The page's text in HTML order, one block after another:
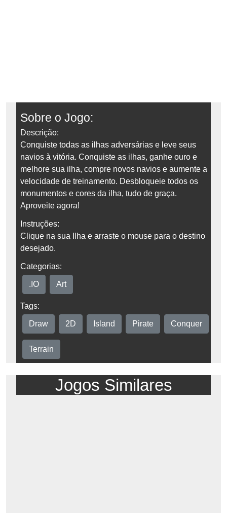
Sobre o Jogo:
Descrição:
Conquiste todas as ilhas adversárias e leve seus
navios à vitória. Conquiste as ilhas, ganhe ouro e
melhore sua ilha, compre novos navios e aumente a
velocidade de treinamento. Desbloqueie todos os
monumentos e cores da ilha, tudo de graça.
Aproveite agora!
Instruções:
Clique na sua Ilha e arraste o mouse para o destino
desejado.
Categorias:
.IO Art
Tags:
Draw 2D Island Pirate Conquer
Terrain
Jogos Similares